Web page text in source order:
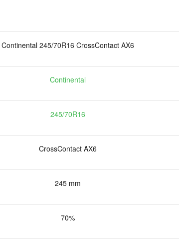
Continental 245/70R16 CrossContact AX6
Continental
245/70R16
CrossContact AX6
245 mm
70%